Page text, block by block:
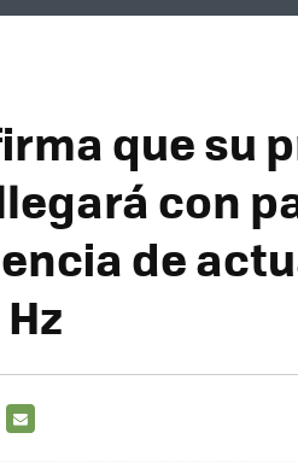
que su
con
de